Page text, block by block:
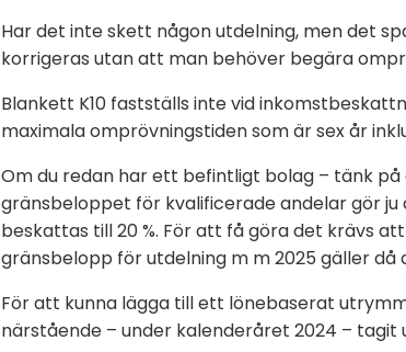
Har det inte skett någon utdelning, men det
korrigeras utan att man behöver begära
Blankett K10 fastställs inte vid
maximala omprövningstiden som är sex år
Om du redan har ett befintligt bolag – tänk
gränsbeloppet för kvalificerade andelar gör
beskattas till 20 %. För att få göra det krävs
gränsbelopp för utdelning m m 2025 gäller
För att kunna lägga till ett lönebaserat
närstående – under kalenderåret 2024 –